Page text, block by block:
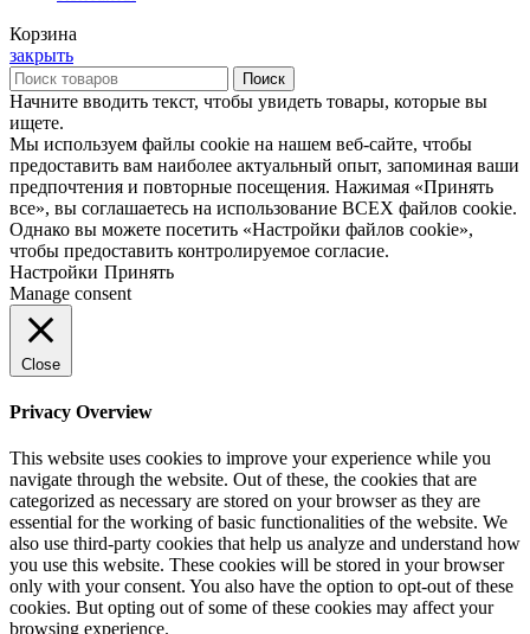
Корзина
закрыть
Поиск
Начните вводить текст, чтобы увидеть товары, которые вы
ищете.
Мы используем файлы cookie на нашем веб-сайте, чтобы
предоставить вам наиболее актуальный опыт, запоминая ваши
предпочтения и повторные посещения. Нажимая «Принять
все», вы соглашаетесь на использование ВСЕХ файлов cookie.
Однако вы можете посетить «Настройки файлов cookie»,
чтобы предоставить контролируемое согласие.
Настройки Принять
Manage consent
Close
Privacy Overview
This website uses cookies to improve your experience while you
navigate through the website. Out of these, the cookies that are
categorized as necessary are stored on your browser as they are
essential for the working of basic functionalities of the website. We
also use third-party cookies that help us analyze and understand how
you use this website. These cookies will be stored in your browser
only with your consent. You also have the option to opt-out of these
cookies. But opting out of some of these cookies may affect your
browsing experience.